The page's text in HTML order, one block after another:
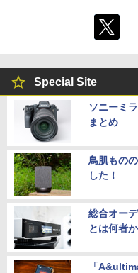
Special Site
ソニーミ
まとめ
鳥肌もの
した！
総合オー
とは何者
「